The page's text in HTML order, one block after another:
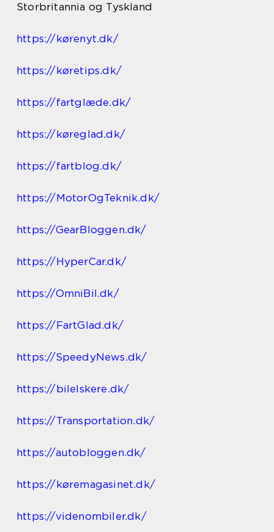
Storbritannia og Tyskland
https://kørenyt.dk/
https://køretips.dk/
https://fartglæde.dk/
https://køreglad.dk/
https://fartblog.dk/
https://MotorOgTeknik.dk/
https://GearBloggen.dk/
https://HyperCar.dk/
https://OmniBil.dk/
https://FartGlad.dk/
https://SpeedyNews.dk/
https://bilelskere.dk/
https://Transportation.dk/
https://autobloggen.dk/
https://køremagasinet.dk/
https://videnombiler.dk/